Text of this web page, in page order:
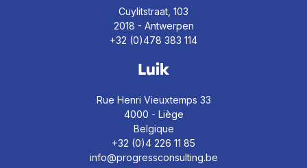
Cuylitstraat, 103
2018 - Antwerpen
+32 (0)478 383 114
Luik
Rue Henri Vieuxtemps 33
4000 - Liège
Belgique
+32 (0)4 226 11 85
info@progressconsulting.be